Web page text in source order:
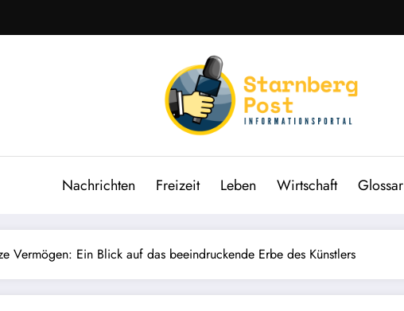
Nachrichten Freizeit Leben Wirtschaft Glossar
Vermögen: Ein Blick auf das beeindruckende Erbe des Künstlers